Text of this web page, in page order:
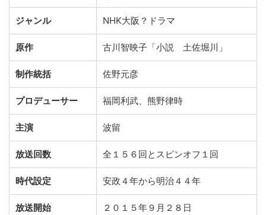
ジャンル NHK大阪？ドラマ
原作 古川智映子「小説 土佐堀川」
制作統括 佐野元彦
プロデューサー 福岡利武、熊野律時
主演 波留
放送回数 全１５６回とスピンオフ１回
時代設定 安政４年から明治４４年
放送開始 ２０１５年９月２８日